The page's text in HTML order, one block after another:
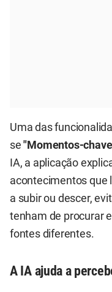
Uma das
se"Momentos-
IA, a aplicação
acontecimentos que
a subir ou descer,
tenham de procurar
fontes diferentes.
A IA ajuda a